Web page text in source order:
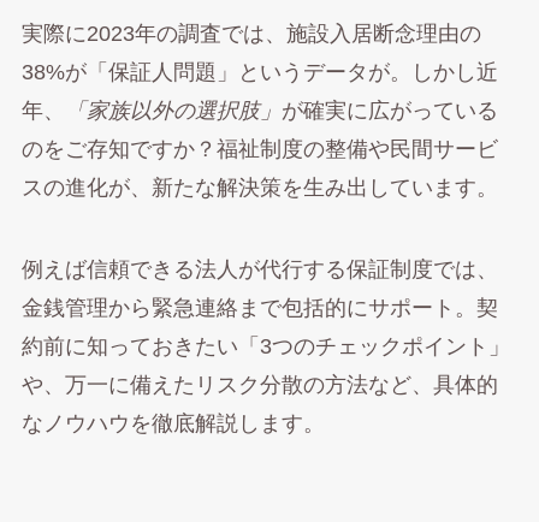
実際に2023年の調査では、施設入居断念理由の
38%が「保証人問題」というデータが。しかし近
年、
「家族以外の選択肢」 が確実に広がっている
のをご存知ですか？福祉制度の整備や民間サービ
スの進化が、新たな解決策を生み出しています。
例えば信頼できる法人が代行する保証制度では、
金銭管理から緊急連絡まで包括的にサポート。契
約前に知っておきたい「3つのチェックポイント」
や、万一に備えたリスク分散の方法など、具体的
なノウハウを徹底解説します。